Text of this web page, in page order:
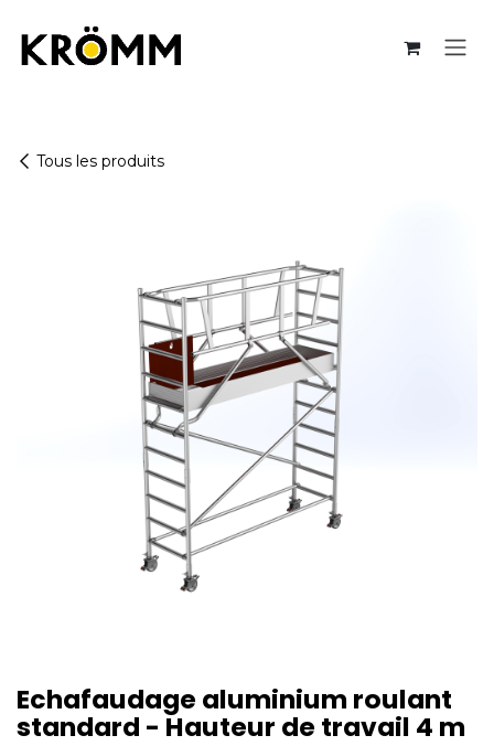
Tous les produits
Echafaudage aluminium roulant
standard - Hauteur de travail 4 m